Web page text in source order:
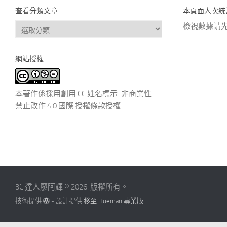
查看分類文章
查
看
類
文
章
網站授權
本著作係採用創用 CC 姓名標示-非商業性-
禁止改作 4.0 國際 授權條款授權.
本頁面人次統
檢視數據請
3C 達人廖阿輝 © 2026. 版權所有。
技術提供 - 設計提供移至 Hueman 專業版